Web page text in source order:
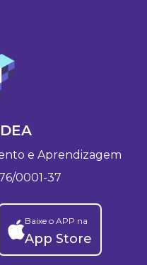
e Aprendizagem
0001-37
Baixe o APP na
App Store